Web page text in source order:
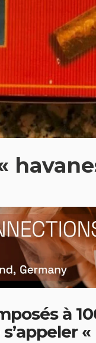
à
«